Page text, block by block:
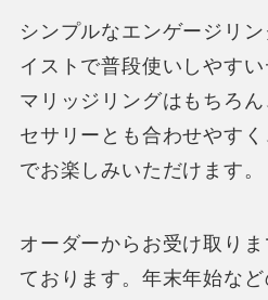
シンプルなエンゲージリ
イストで普段使いしやすい
マリッジリングはもちろ
セサリーとも合わせやす
でお楽しみいただけます。
オーダーからお受け取り
ております。年末年始な